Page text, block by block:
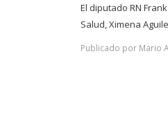
El diputado RN
Salud, Ximena
Publicado por Mario